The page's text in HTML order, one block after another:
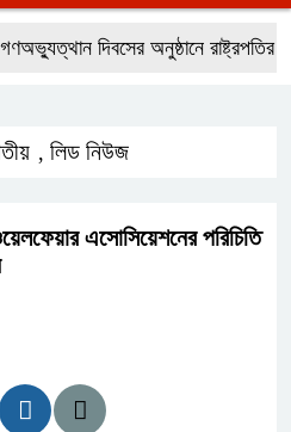
দিবসের অনুষ্ঠানে রাষ্ট্রপতির
, লিড নিউজ
এসোসিয়েশনের পরিচিতি